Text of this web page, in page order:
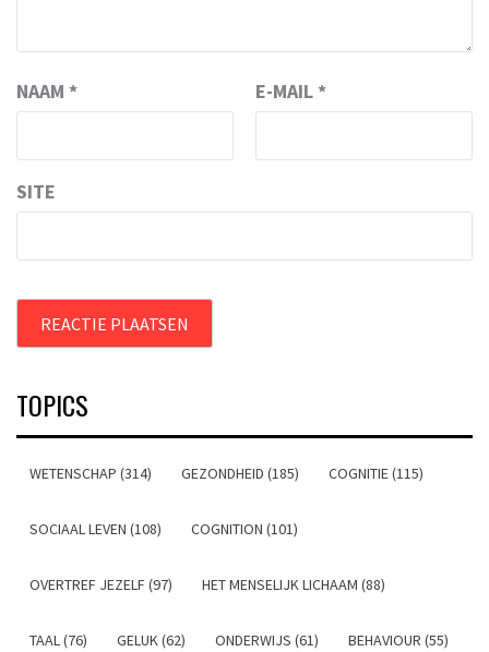
NAAM * E-MAIL *
SITE
TOPICS
WETENSCHAP (314) GEZONDHEID (185) COGNITIE (115)
SOCIAAL LEVEN (108) COGNITION (101)
OVERTREF JEZELF (97) HET MENSELIJK LICHAAM (88)
TAAL (76) GELUK (62) ONDERWIJS (61) BEHAVIOUR (55)